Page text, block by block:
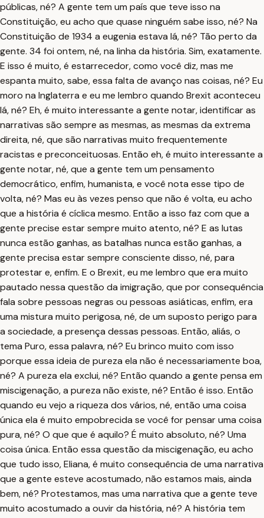
públicas, né? A gente tem um país que teve isso na
Constituição, eu acho que quase ninguém sabe isso, né? Na
Constituição de 1934 a eugenia estava lá, né? Tão perto da
gente. 34 foi ontem, né, na linha da história. Sim, exatamente.
E isso é muito, é estarrecedor, como você diz, mas me
espanta muito, sabe, essa falta de avanço nas coisas, né? Eu
moro na Inglaterra e eu me lembro quando Brexit aconteceu
lá, né? Eh, é muito interessante a gente notar, identificar as
narrativas são sempre as mesmas, as mesmas da extrema
direita, né, que são narrativas muito frequentemente
racistas e preconceituosas. Então eh, é muito interessante a
gente notar, né, que a gente tem um pensamento
democrático, enfim, humanista, e você nota esse tipo de
volta, né? Mas eu às vezes penso que não é volta, eu acho
que a história é cíclica mesmo. Então a isso faz com que a
gente precise estar sempre muito atento, né? E as lutas
nunca estão ganhas, as batalhas nunca estão ganhas, a
gente precisa estar sempre consciente disso, né, para
protestar e, enfim. E o Brexit, eu me lembro que era muito
pautado nessa questão da imigração, que por consequência
fala sobre pessoas negras ou pessoas asiáticas, enfim, era
uma mistura muito perigosa, né, de um suposto perigo para
a sociedade, a presença dessas pessoas. Então, aliás, o
tema Puro, essa palavra, né? Eu brinco muito com isso
porque essa ideia de pureza ela não é necessariamente boa,
né? A pureza ela exclui, né? Então quando a gente pensa em
miscigenação, a pureza não existe, né? Então é isso. Então
quando eu vejo a riqueza dos vários, né, então uma coisa
única ela é muito empobrecida se você for pensar uma coisa
pura, né? O que que é aquilo? É muito absoluto, né? Uma
coisa única. Então essa questão da miscigenação, eu acho
que tudo isso, Eliana, é muito consequência de uma narrativa
que a gente esteve acostumado, não estamos mais, ainda
bem, né? Protestamos, mas uma narrativa que a gente teve
muito acostumado a ouvir da história, né? A história tem